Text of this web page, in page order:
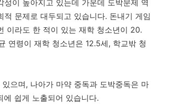
성이 높아지고 있는데 가운데 도박문제 역
적 문제로 대두되고 있습니다. 돈내기 게임
이라도 한 적이 있는 재학 청소년이 20.
연령이 재학 청소년은 12.5세, 학교밖 청
으며, 나아가 마약 중독과 도박중독은 마
쉽게 노출되어 있습니다.